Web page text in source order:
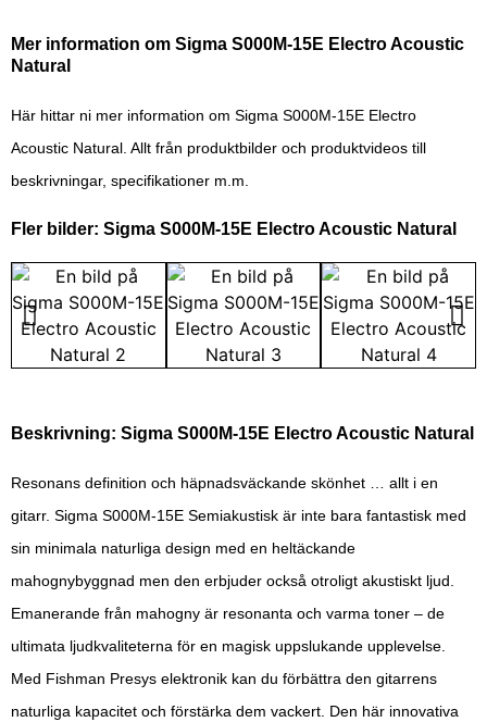
Mer information om Sigma S000M-15E Electro Acoustic
Natural
Här hittar ni mer information om Sigma S000M-15E Electro
Acoustic Natural. Allt från produktbilder och produktvideos till
beskrivningar, specifikationer m.m.
Fler bilder: Sigma S000M-15E Electro Acoustic Natural
Beskrivning: Sigma S000M-15E Electro Acoustic Natural
Resonans definition och häpnadsväckande skönhet … allt i en
gitarr. Sigma S000M-15E Semiakustisk är inte bara fantastisk med
sin minimala naturliga design med en heltäckande
mahognybyggnad men den erbjuder också otroligt akustiskt ljud.
Emanerande från mahogny är resonanta och varma toner – de
ultimata ljudkvaliteterna för en magisk uppslukande upplevelse.
Med Fishman Presys elektronik kan du förbättra den gitarrens
naturliga kapacitet och förstärka dem vackert. Den här innovativa